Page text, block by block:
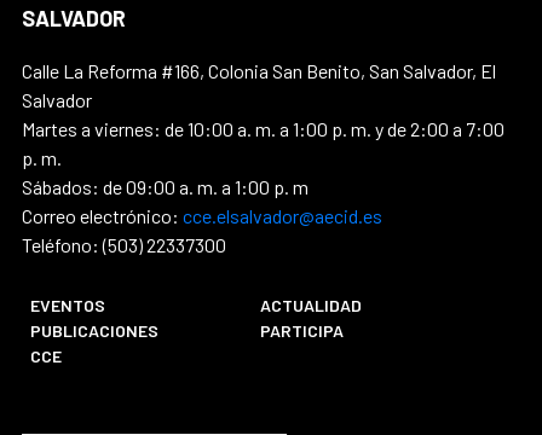
SALVADOR
Calle La Reforma #166, Colonia San Benito, San Salvador, El
Salvador
Martes a viernes: de 10:00 a. m. a 1:00 p. m. y de 2:00 a 7:00
p. m.
Sábados: de 09:00 a. m. a 1:00 p. m
Correo electrónico: cce.elsalvador@aecid.es
Teléfono: (503) 22337300
EVENTOS
ACTUALIDAD
PUBLICACIONES
PARTICIPA
CCE